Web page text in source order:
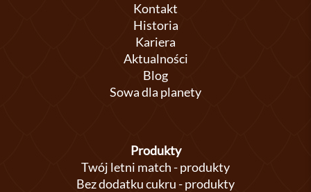
Kontakt
Historia
Kariera
Aktualności
Blog
Sowa dla planety
Produkty
Twój letni match - produkty
Bez dodatku cukru - produkty